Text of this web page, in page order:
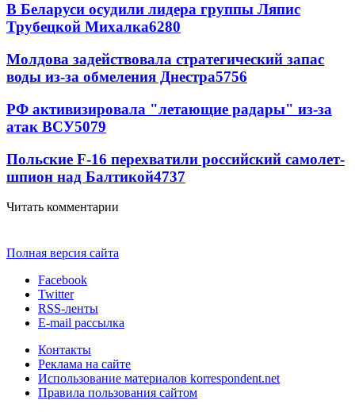
В Беларуси осудили лидера группы Ляпис
Трубецкой Михалка6280
Молдова задействовала стратегический запас
воды из-за обмеления Днестра5756
РФ активизировала "летающие радары" из-за
атак ВСУ5079
Польские F-16 перехватили российский самолет-
шпион над Балтикой4737
Читать комментарии
Полная версия сайта
Facebook
Twitter
RSS-ленты
E-mail рассылка
Контакты
Реклама на сайте
Использование материалов korrespondent.net
Правила пользования сайтом